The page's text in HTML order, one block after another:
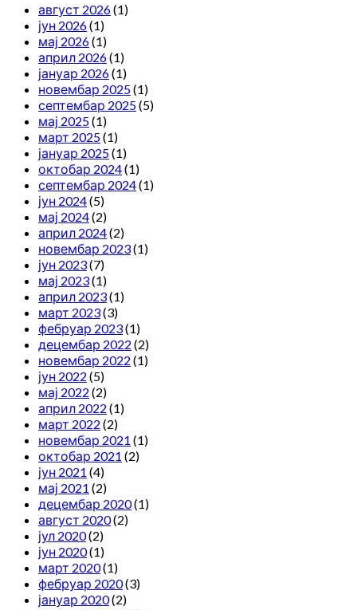
август 2026(1)
јун 2026(1)
мај 2026(1)
април 2026(1)
јануар 2026(1)
новембар 2025(1)
септембар 2025(5)
мај 2025(1)
март 2025(1)
јануар 2025(1)
октобар 2024(1)
септембар 2024(1)
јун 2024(5)
мај 2024(2)
април 2024(2)
новембар 2023(1)
јун 2023(7)
мај 2023(1)
април 2023(1)
март 2023(3)
фебруар 2023(1)
децембар 2022 (2)
новембар 2022 (1)
јун 2022 (5)
мај 2022 (2)
април 2022 (1)
март 2022 (2)
новембар 2021 (1)
октобар 2021 (2)
јун 2021 (4)
мај 2021 (2)
децембар 2020(1)
август 2020(2)
јул 2020(2)
јун 2020(1)
март 2020(1)
фебруар 2020(3)
јануар 2020(2)